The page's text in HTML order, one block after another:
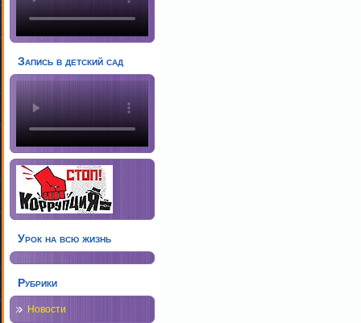
Запись в детский сад
Урок на всю жизнь
Рубрики
Новости